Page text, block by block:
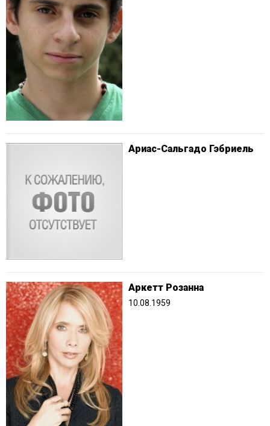
Ариас-Сальгадо Гэбриель
Аркетт Розанна
10.08.1959